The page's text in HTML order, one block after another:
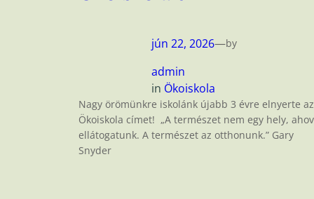
jún 22, 2026—by
admin
in Ökoiskola
Nagy örömünkre iskolánk újabb 3 évre elnyerte az
Ökoiskola címet! „A természet nem egy hely,
ellátogatunk. A természet az otthonunk.” Gary
Snyder